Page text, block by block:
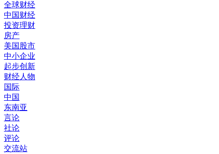
全球财经
中国财经
投资理财
房产
美国股市
中小企业
起步创新
财经人物
国际
中国
东南亚
言论
社论
评论
交流站